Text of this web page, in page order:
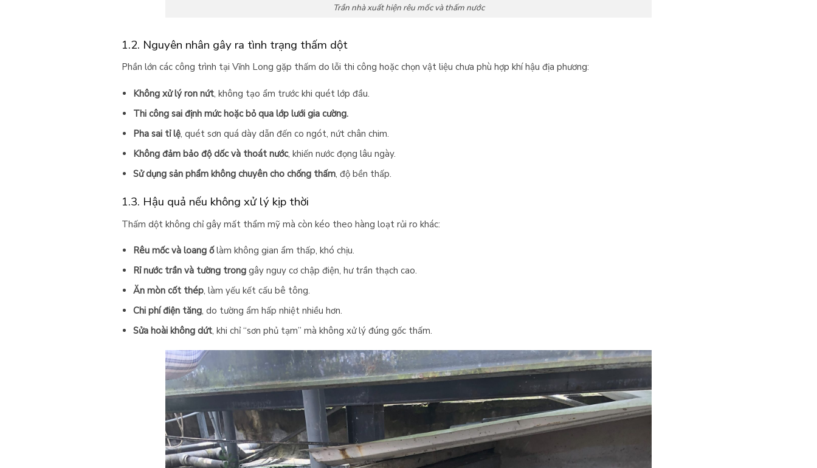
Trần nhà xuất hiện rêu mốc và thấm nước
1.2. Nguyên nhân gây ra tình trạng thấm dột
Phần lớn các công trình tại Vĩnh Long gặp thấm do lỗi thi công hoặc chọn vật liệu chưa phù hợp khí hậu địa phương:
Không xử lý ron nứt, không tạo ẩm trước khi quét lớp đầu.
Thi công sai định mức hoặc bỏ qua lớp lưới gia cường.
Pha sai tỉ lệ, quét sơn quá dày dẫn đến co ngót, nứt chân chim.
Không đảm bảo độ dốc và thoát nước, khiến nước đọng lâu ngày.
Sử dụng sản phẩm không chuyên cho chống thấm, độ bền thấp.
1.3. Hậu quả nếu không xử lý kịp thời
Thấm dột không chỉ gây mất thẩm mỹ mà còn kéo theo hàng loạt rủi ro khác:
Rêu mốc và loang ốlàm không gian ẩm thấp, khó chịu.
Rỉ nước trần và tường trong gây nguy cơ chập điện, hư trần thạch cao.
Ăn mòn cốt thép, làm yếu kết cấu bê tông.
Chi phí điện tăng, do tường ẩm hấp nhiệt nhiều hơn.
Sửa hoài không dứt, khi chỉ “sơn phủ tạm” mà không xử lý đúng gốc thấm.